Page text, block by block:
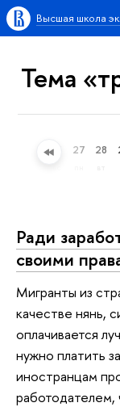
Высшая школа
Тема
26 27 28
Ради
своими
Мигранты из
качестве нянь,
оплачивается
нужно платить
иностранцам
работодателем,